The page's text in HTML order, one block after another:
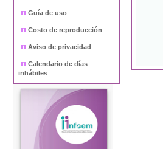
Guía de uso
Costo de reproducción
Aviso de privacidad
Calendario de días
inhábiles